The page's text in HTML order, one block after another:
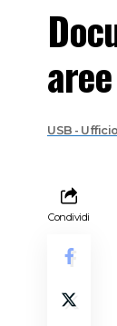
USB -
Condividi